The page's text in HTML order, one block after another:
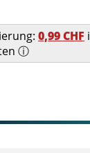
0,99 CHF
ⓘ